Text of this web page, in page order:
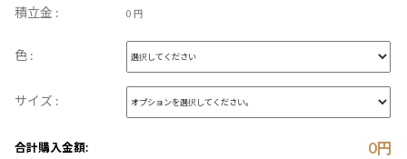
積立金 : 0 円
色 :
サイズ :
合計購入金額: 0円